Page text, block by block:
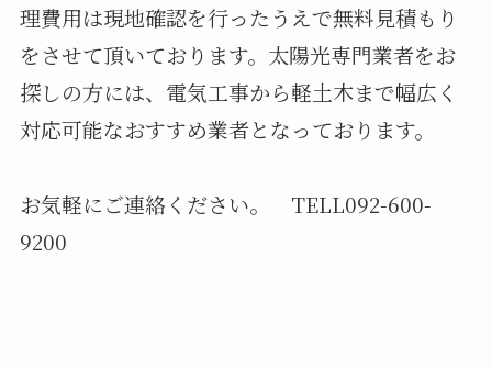
理費用は現地確認を行ったうえで無料見積もり
をさせて頂いております。太陽光専門業者をお
探しの方には、電気工事から軽土木まで幅広く
対応可能なおすすめ業者となっております。
お気軽にご連絡ください。 TELL092-600-
9200